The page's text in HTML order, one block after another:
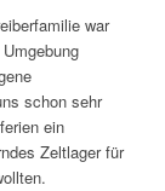
war
schon sehr
ein
Zeltlager für